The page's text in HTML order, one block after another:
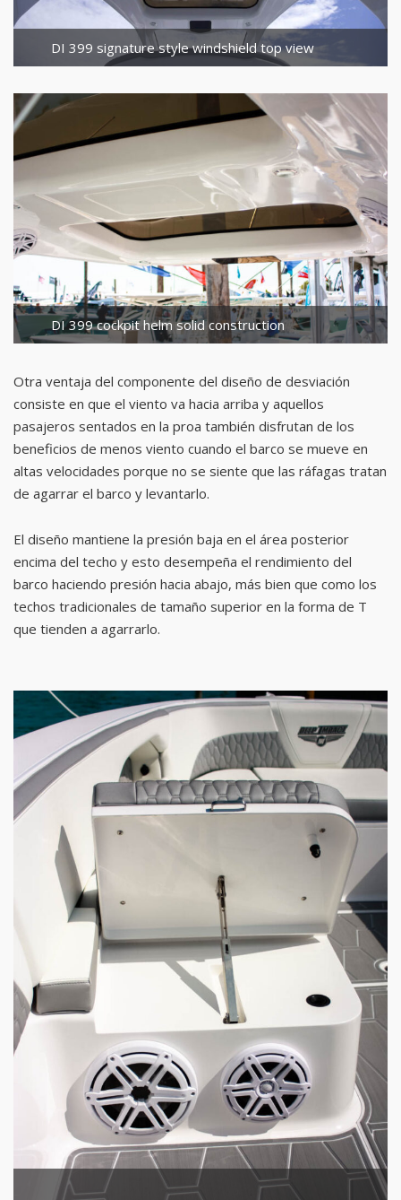
DI 399 signature style windshield top view
DI 399 cockpit helm solid construction
Otra ventaja del componente del diseño de desviación
consiste en que el viento va hacia arriba y aquellos
pasajeros sentados en la proa también disfrutan de los
beneficios de menos viento cuando el barco se mueve en
altas velocidades porque no se siente que las ráfagas tratan
de agarrar el barco y levantarlo.
El diseño mantiene la presión baja en el área posterior
encima del techo y esto desempeña el rendimiento del
barco haciendo presión hacia abajo, más bien que como los
techos tradicionales de tamaño superior en la forma de T
que tienden a agarrarlo.